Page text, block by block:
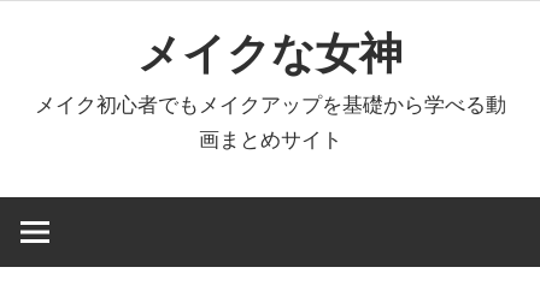
へ
キ
メイクな女神
メイク初心者でもメイクアップを基礎から学べる動
画まとめサイト